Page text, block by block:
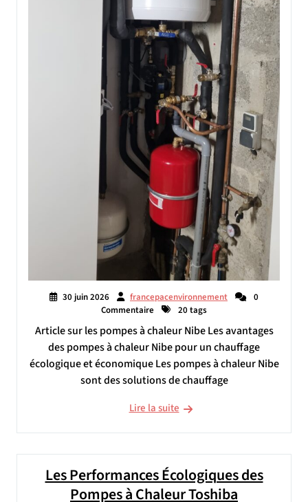
30 juin 2026 francepacenvironnement
0
Commentaire
20 tags
Article sur les pompes à chaleur Nibe Les avantages
des pompes à chaleur Nibe pour un chauffage
écologique et économique Les pompes à chaleur Nibe
sont des solutions de chauffage
Lire la suite
Les Performances Écologiques des
Pompes à Chaleur Toshiba